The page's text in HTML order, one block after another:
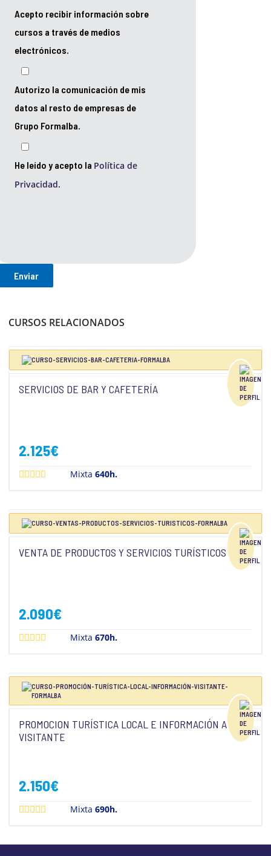
Acepto recibir información sobre
cursos a través de medios
electrónicos.
Autorizo la comunicación de mis
datos al resto de empresas de
Grupo Formalba.
He leído y acepto la Política de
Privacidad.
CURSOS RELACIONADOS
SERVICIOS DE BAR Y CAFETERÍA
2.125€
Mixta640h.
VENTA DE PRODUCTOS Y SERVICIOS TURÍSTICOS
2.090€
Mixta670h.
PROMOCION TURÍSTICA LOCAL E INFORMACIÓN AL
VISITANTE
2.150€
Mixta690h.